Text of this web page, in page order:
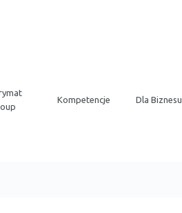
Kompetencje Dla Biznesu